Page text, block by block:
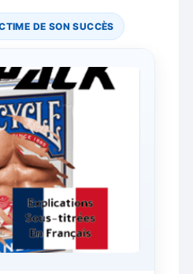
DE SON SUCCÈS